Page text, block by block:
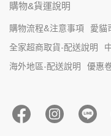
購物&貨運說明
購物流程&注意事項 愛貓
全家超商取貨-配送說明
海外地區-配送說明
優惠